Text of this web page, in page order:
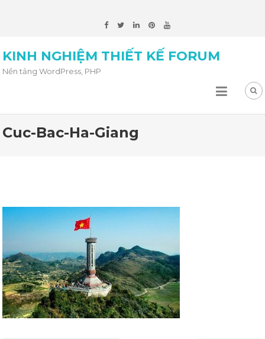
KINH NGHIỆM THIẾT KẾ FORUM
Nền tảng WordPress, PHP
Cuc-Bac-Ha-Giang